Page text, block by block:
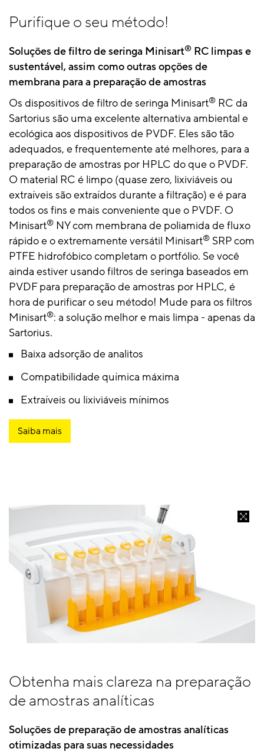
Purifique o seu método!
Soluções de filtro de seringa Minisart® RC limpas e
sustentável, assim como outras opções de
membrana para a preparação de amostras
Os dispositivos de filtro de seringa Minisart® RC da
Sartorius são uma excelente alternativa ambiental e
ecológica aos dispositivos de PVDF. Eles são tão
adequados, e frequentemente até melhores, para a
preparação de amostras por HPLC do que o PVDF.
O material RC é limpo (quase zero, lixiviáveis ​​ou
extraíveis são extraídos durante a filtração) e é para
todos os fins e mais conveniente que o PVDF. O
Minisart® NY com membrana de poliamida de fluxo
rápido e o extremamente versátil Minisart® SRP com
PTFE hidrofóbico completam o portfólio. Se você
ainda estiver usando filtros de seringa baseados em
PVDF para preparação de amostras por HPLC, é
hora de purificar o seu método! Mude para os filtros
Minisart®: a solução melhor e mais limpa - apenas da
Sartorius.
Baixa adsorção de analitos
Compatibilidade química máxima
Extraíveis ou lixiviáveis ​​mínimos
Saiba mais
Obtenha mais clareza na preparação
de amostras analíticas
Soluções de preparação de amostras analíticas
otimizadas para suas necessidades